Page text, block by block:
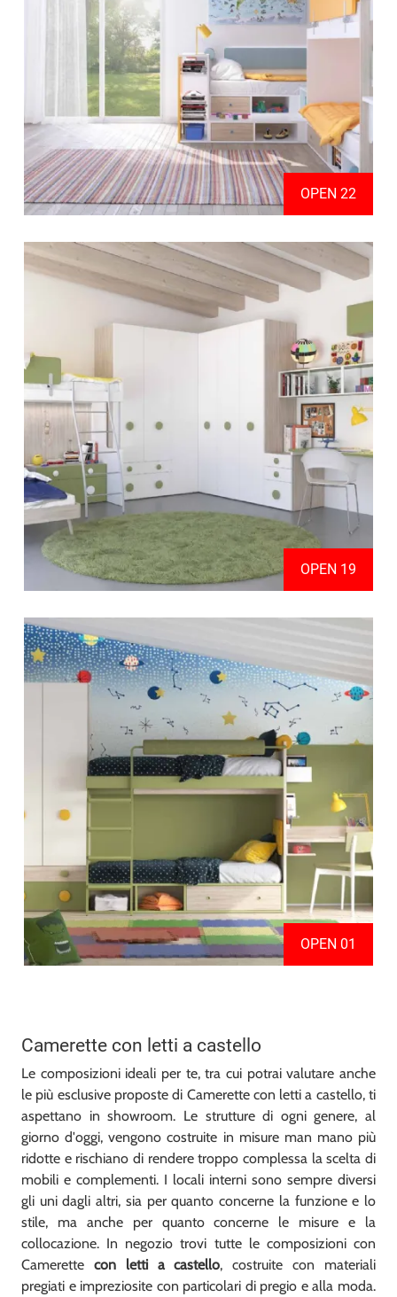
OPEN 22
OPEN 19
OPEN 01
Camerette con letti a castello
Le composizioni ideali per te, tra cui potrai valutare anche
le più esclusive proposte di Camerette con letti a castello, ti
aspettano in showroom. Le strutture di ogni genere, al
giorno d'oggi, vengono costruite in misure man mano più
ridotte e rischiano di rendere troppo complessa la scelta di
mobili e complementi. I locali interni sono sempre diversi
gli uni dagli altri, sia per quanto concerne la funzione e lo
stile, ma anche per quanto concerne le misure e la
collocazione. In negozio trovi tutte le composizioni con
Camerette con letti a castello, costruite con materiali
pregiati e impreziosite con particolari di pregio e alla moda.